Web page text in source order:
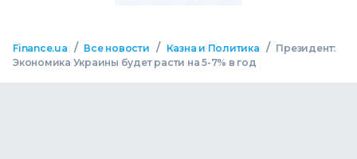
Finance.ua / Все новости / Казна и Политика / Президент:
Экономика Украины будет расти на 5-7% в год